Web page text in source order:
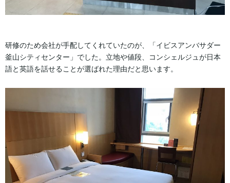
研修のため会社が手配してくれていたのが、「イビスアンバサダー
釜山シティセンター」でした。立地や値段、コンシェルジュが日本
語と英語を話せることが選ばれた理由だと思います。